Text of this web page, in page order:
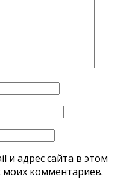
и адрес сайта в этом
моих комментариев.